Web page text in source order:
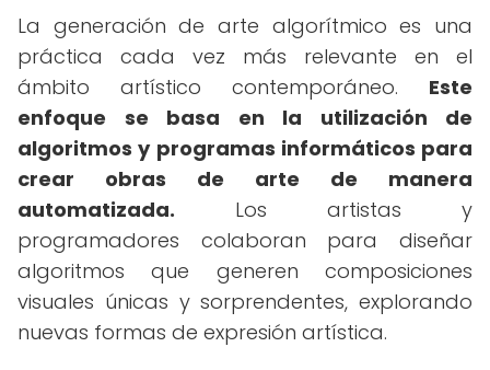
La generación de arte algorítmico es una
práctica cada vez más relevante en el
ámbito artístico contemporáneo. Este
enfoque se basa en la utilización de
algoritmos y programas informáticos para
crear obras de arte de manera
automatizada. Los artistas y
programadores colaboran para diseñar
algoritmos que generen composiciones
visuales únicas y sorprendentes, explorando
nuevas formas de expresión artística.